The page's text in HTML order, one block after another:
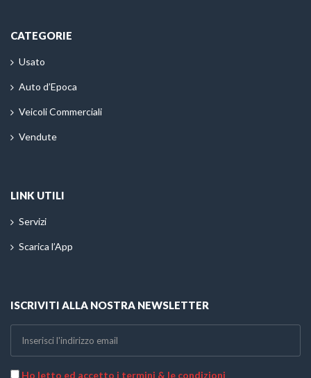
CATEGORIE
Usato
Auto d’Epoca
Veicoli Commerciali
Vendute
LINK UTILI
Servizi
Scarica l’App
ISCRIVITI ALLA NOSTRA NEWSLETTER
Ho letto ed accetto i termini & le condizioni